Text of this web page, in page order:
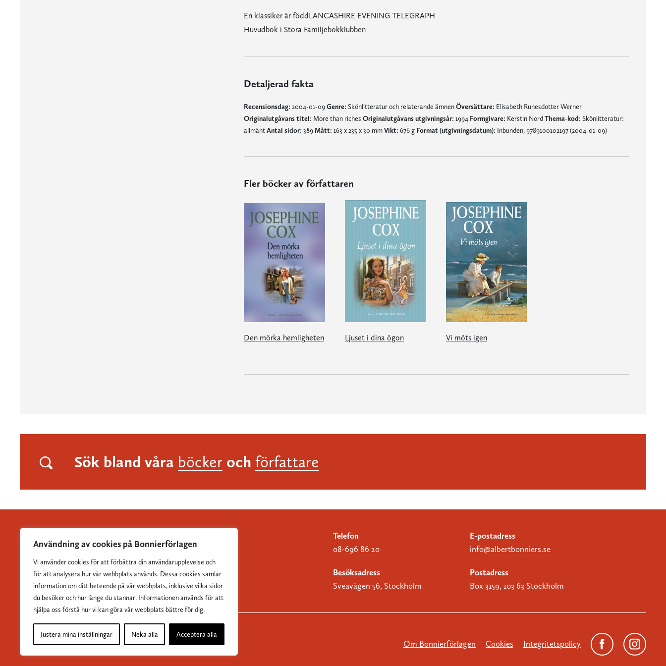
Användning av cookies på Bonnierförlagen
Vi använder cookies för att förbättra din användarupplevelse och
för att analysera hur vår webbplats används. Dessa cookies samlar
information om ditt beteende på vår webbplats, inklusive vilka sidor
du besöker och hur länge du stannar. Informationen används för att
hjälpa oss förstå hur vi kan göra vår webbplats bättre för dig.
Justera mina inställningar Neka alla Acceptera alla
En klassiker är föddLANCASHIRE EVENING TELEGRAPH
Huvudbok i Stora Familjebokklubben
Detaljerad fakta
Recensionsdag: 2004-01-09Genre: Skönlitteratur och relaterande ämnenÖversättare: Elisabeth Runesdotter Werner
Originalutgåvans titel: More than riches Originalutgåvans utgivningsår: 1994 Formgivare: Kerstin NordThema-kod: Skönlitteratur:
allmäntAntal sidor: 389 Mått: 163 x 235 x 30 mmVikt: 676 g Format (utgivningsdatum): Inbunden, 9789100102197 (2004-01-09)
Fler böcker av författaren
Den mörka hemligheten Ljuset i dina ögon Vi möts igen
Sök bland våra böcker och författare
Albert Bonniers Förlag grundades 1837 och är Sveriges
största skönlitterära förlag.
Telefon
08-696 86 20
E-postadress
info@albertbonniers.se
Besöksadress
Sveavägen 56, Stockholm
Postadress
Box 3159, 103 63 Stockholm
Om Bonnierförlagen Cookies Integritetspolicy